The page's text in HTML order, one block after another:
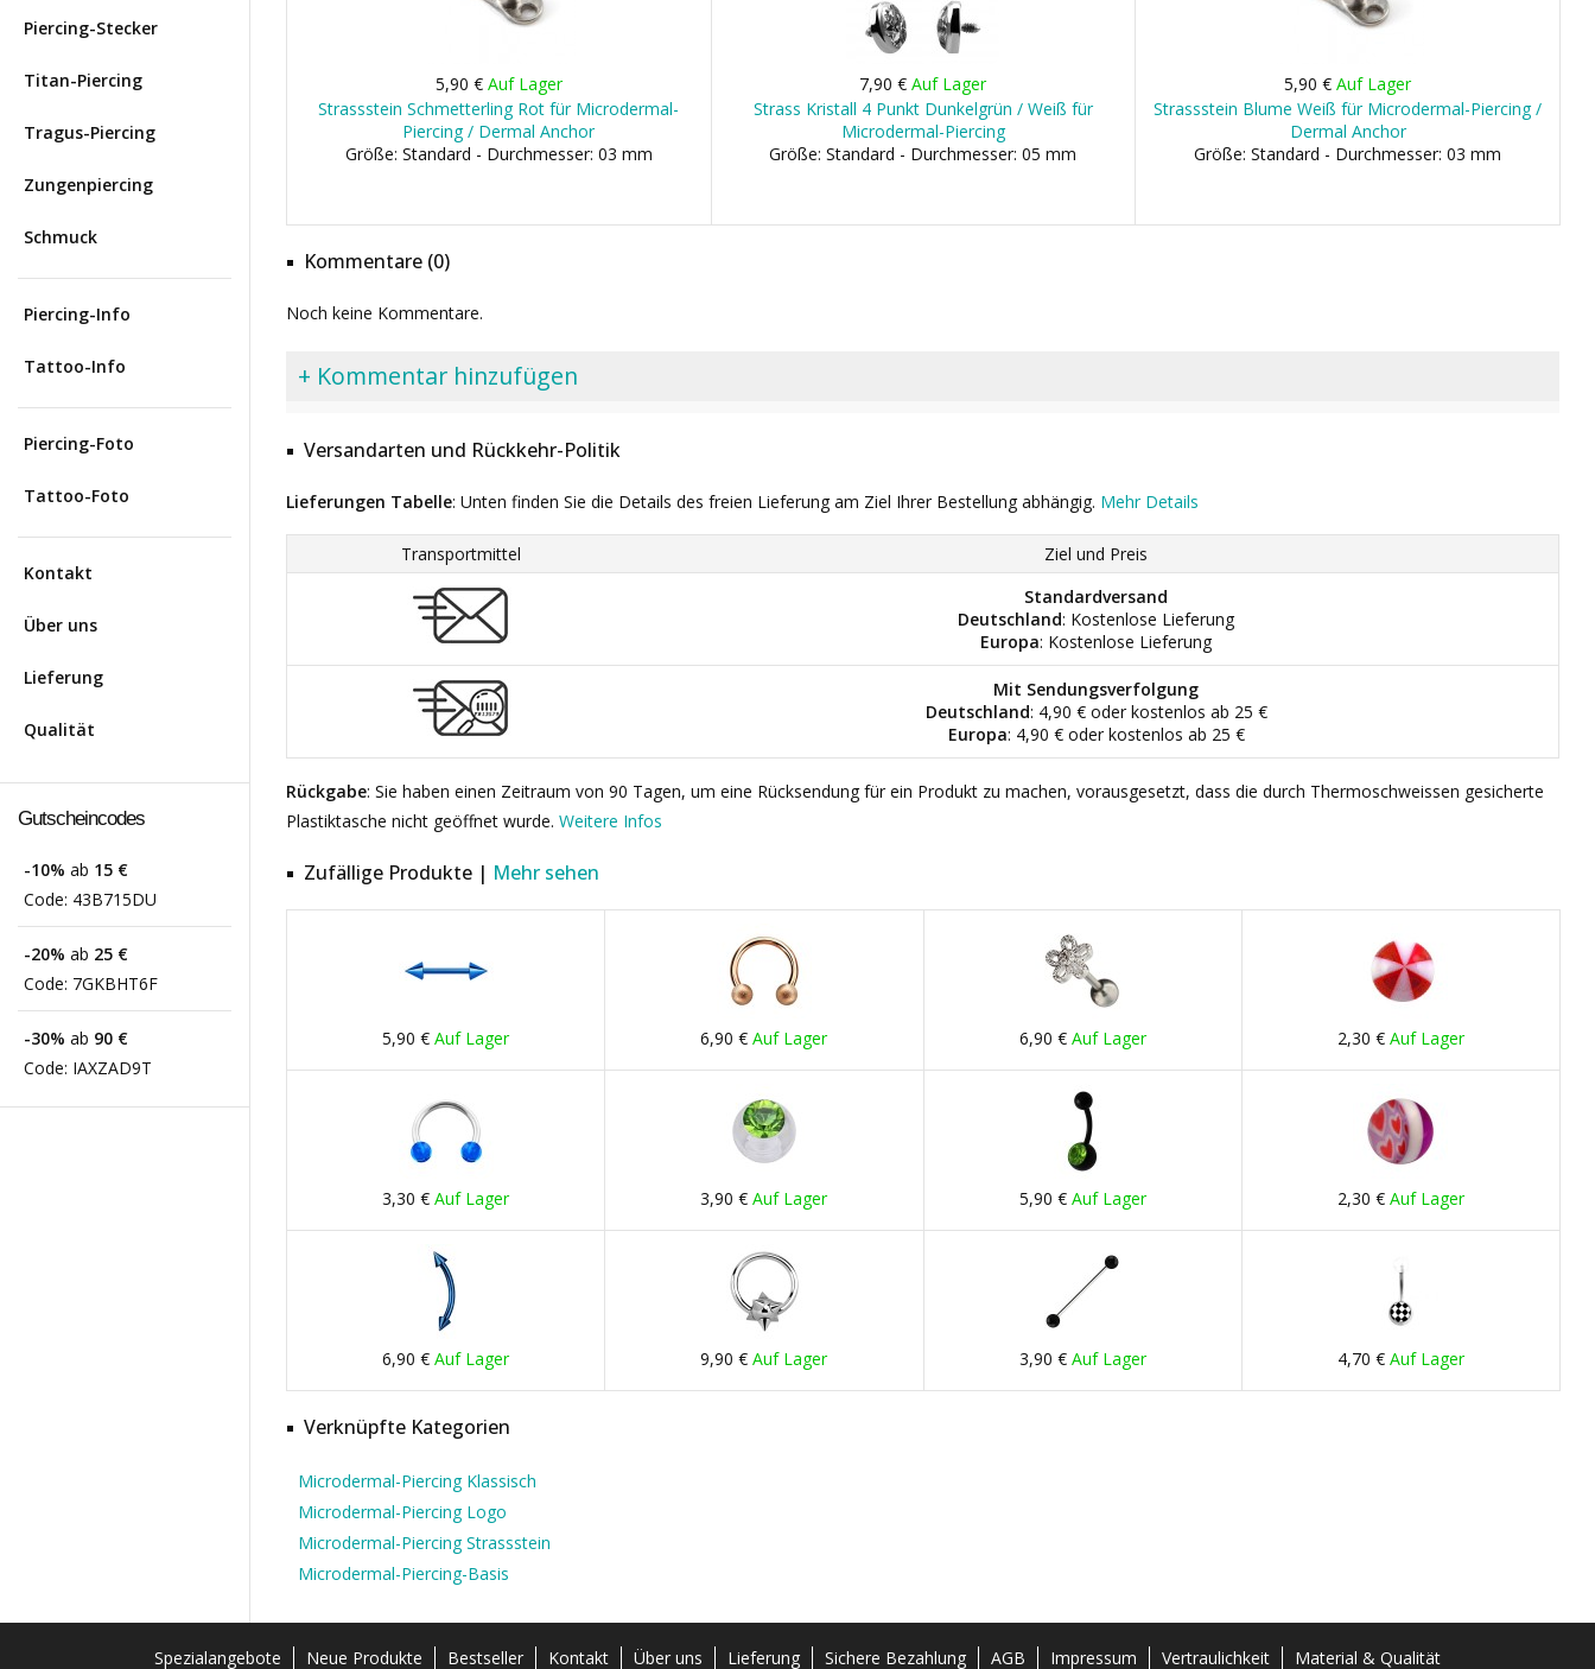
Piercing-Stecker
Titan-Piercing
Tragus-Piercing
Zungenpiercing
Schmuck
Piercing-Info
Tattoo-Info
Piercing-Foto
Tattoo-Foto
Kontakt
Über uns
Lieferung
Qualität
Gutscheincodes
-10% ab 15 €
Code: 43B715DU
-20% ab 25 €
Code: 7GKBHT6F
-30% ab 90 €
Code: IAXZAD9T
5,90 € Auf Lager
Strassstein Schmetterling Rot für Microdermal-
Piercing / Dermal Anchor
Größe: Standard - Durchmesser: 03 mm
7,90 €Auf Lager
Strass Kristall 4 Punkt Dunkelgrün / Weiß für
Microdermal-Piercing
Größe: Standard - Durchmesser: 05 mm
5,90 €Auf Lager
Strassstein Blume Weiß für Microdermal-Piercing /
Dermal Anchor
Größe: Standard - Durchmesser: 03 mm
Kommentare (0)
Noch keine Kommentare.
+ Kommentar hinzufügen
Versandarten und Rückkehr-Politik
Lieferungen Tabelle: Unten finden Sie die Details des freien Lieferung am Ziel Ihrer Bestellung abhängig. Mehr Details
Transportmittel
Ziel und Preis
Standardversand
Deutschland: Kostenlose Lieferung
Europa: Kostenlose Lieferung
Mit Sendungsverfolgung
Deutschland: 4,90 € oder kostenlos ab 25 €
Europa: 4,90 € oder kostenlos ab 25 €
Rückgabe: Sie haben einen Zeitraum von 90 Tagen, um eine Rücksendung für ein Produkt zu machen, vorausgesetzt, dass die durch Thermoschweissen gesicherte
Plastiktasche nicht geöffnet wurde. Weitere Infos
Zufällige Produkte | Mehr sehen
5,90 €Auf Lager 6,90 €Auf Lager 6,90 € Auf Lager 2,30 € Auf Lager
3,30 €Auf Lager 3,90 €Auf Lager 5,90 € Auf Lager 2,30 € Auf Lager
6,90 €Auf Lager 9,90 €Auf Lager 3,90 € Auf Lager 4,70 € Auf Lager
Verknüpfte Kategorien
Microdermal-Piercing Klassisch
Microdermal-Piercing Logo
Microdermal-Piercing Strassstein
Microdermal-Piercing-Basis
Spezialangebote Neue Produkte Bestseller Kontakt Über uns Lieferung Sichere Bezahlung AGB Impressum Vertraulichkeit Material & Qualität